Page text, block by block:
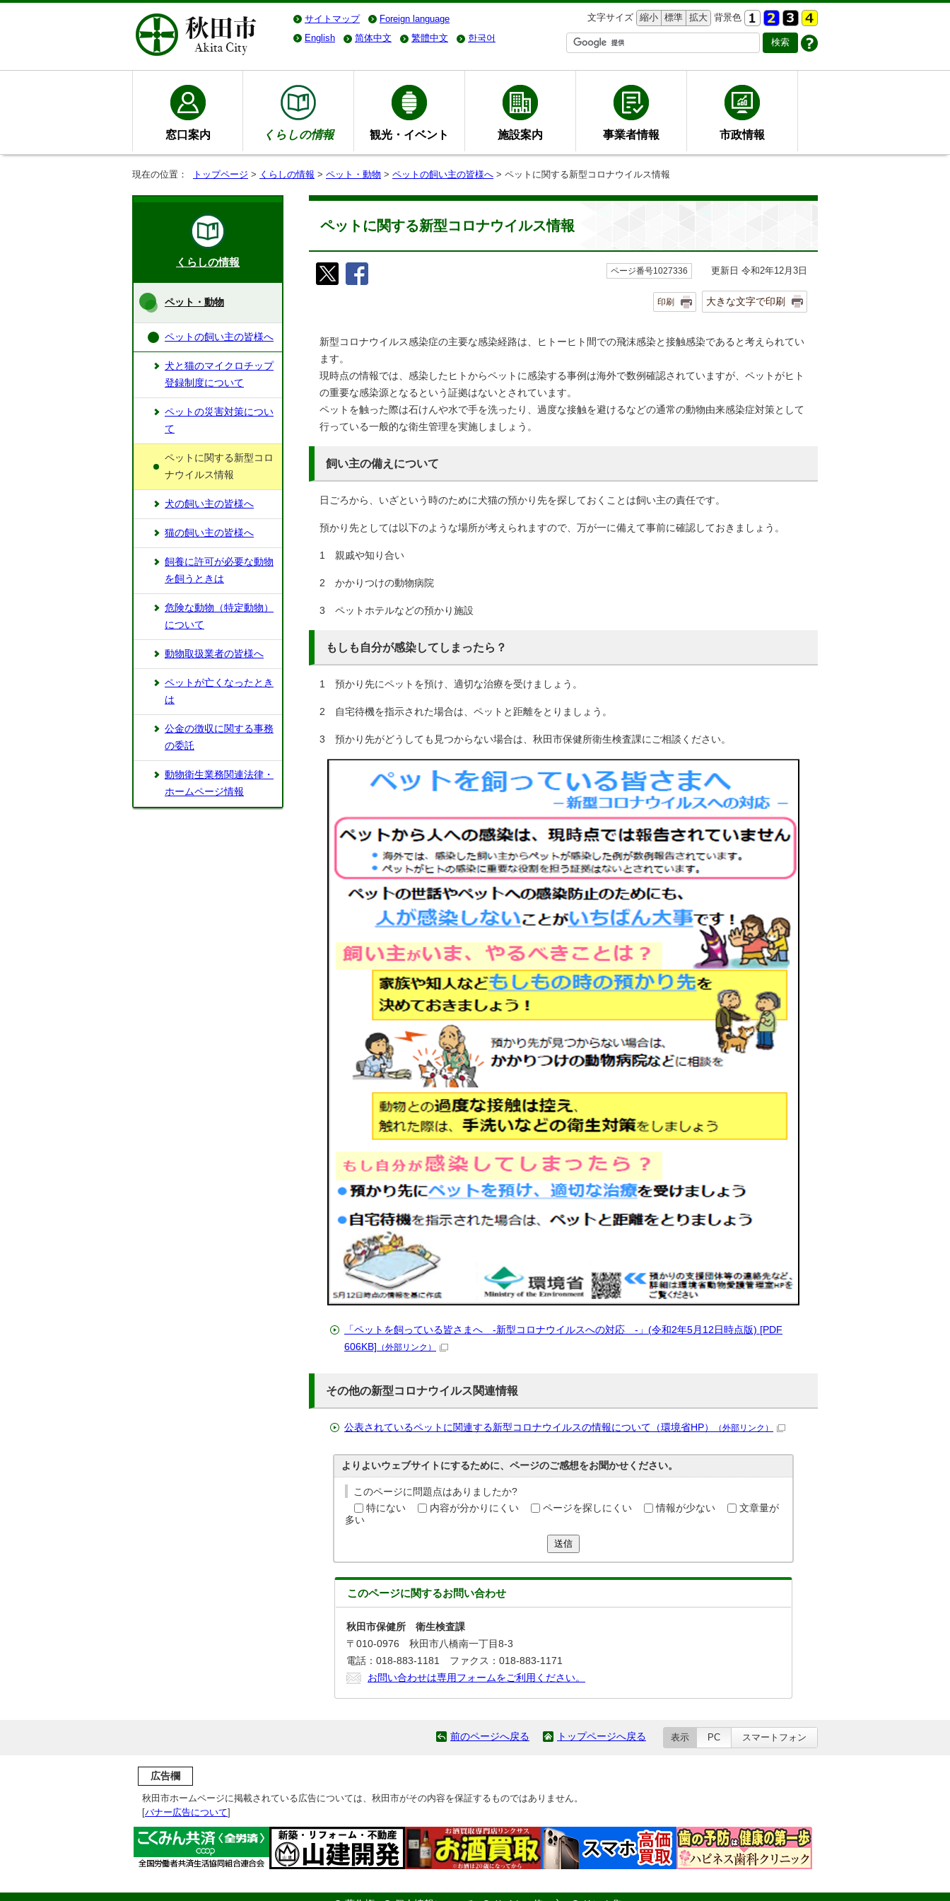
サイトマップ Foreign language 文字サイズ 縮小 標準 拡大 背景色
English
简体中文 繁體中文 한국어
窓口案内 くらしの情報 観光・イベント 施設案内 事業者情報 市政情報
現在の位置： トップページ > くらしの情報 > ペット・動物 > ペットの飼い主の皆様へ > ペットに関する新型コロナウイルス情報
ペットに関する新型コロナウイルス情報
ページ番号1027336 更新日 令和2年12月3日
印刷 大きな文字で印刷
新型コロナウイルス感染症の主要な感染経路は、ヒトーヒト間での飛沫感染と接触感染であると考えられてい
ます。
現時点の情報では、感染したヒトからペットに感染する事例は海外で数例確認されていますが、ペットがヒト
の重要な感染源となるという証拠はないとされています。
ペットを触った際は石けんや水で手を洗ったり、過度な接触を避けるなどの通常の動物由来感染症対策として
行っている一般的な衛生管理を実施しましょう。
飼い主の備えについて
日ごろから、いざという時のために犬猫の預かり先を探しておくことは飼い主の責任です。
預かり先としては以下のような場所が考えられますので、万が一に備えて事前に確認しておきましょう。
1 親戚や知り合い
2 かかりつけの動物病院
3 ペットホテルなどの預かり施設
もしも自分が感染してしまったら？
1 預かり先にペットを預け、適切な治療を受けましょう。
2 自宅待機を指示された場合は、ペットと距離をとりましょう。
3 預かり先がどうしても見つからない場合は、秋田市保健所衛生検査課にご相談ください。
「ペットを飼っている皆さまへ -新型コロナウイルスへの対応 -」(令和2年5月12日時点版) [PDF
606KB]
（外部リンク）
その他の新型コロナウイルス関連情報
公表されているペットに関連する新型コロナウイルスの情報について（環境省HP） （外部リンク）
よりよいウェブサイトにするために、ページのご感想をお聞かせください。
このページに問題点はありましたか?
特にない
内容が分かりにくい ページを探しにくい 情報が少ない
文章量が
多い
送信
このページに関するお問い合わせ
秋田市保健所 衛生検査課
〒010-0976 秋田市八橋南一丁目8-3
電話：018-883-1181 ファクス：018-883-1171
お問い合わせは専用フォームをご利用ください。
くらしの情報
ペット・動物
ペットの飼い主の皆様へ
犬と猫のマイクロチップ
登録制度について
ペットの災害対策につい
て
ペットに関する新型コロ
ナウイルス情報
犬の飼い主の皆様へ
猫の飼い主の皆様へ
飼養に許可が必要な動物
を飼うときは
危険な動物（特定動物）
について
動物取扱業者の皆様へ
ペットが亡くなったとき
は
公金の徴収に関する事務
の委託
動物衛生業務関連法律・
ホームページ情報
前のページへ戻る トップページへ戻る 表示 PC スマートフォン
広告欄
秋田市ホームページに掲載されている広告については、秋田市がその内容を保証するものではありません。
[バナー広告について]